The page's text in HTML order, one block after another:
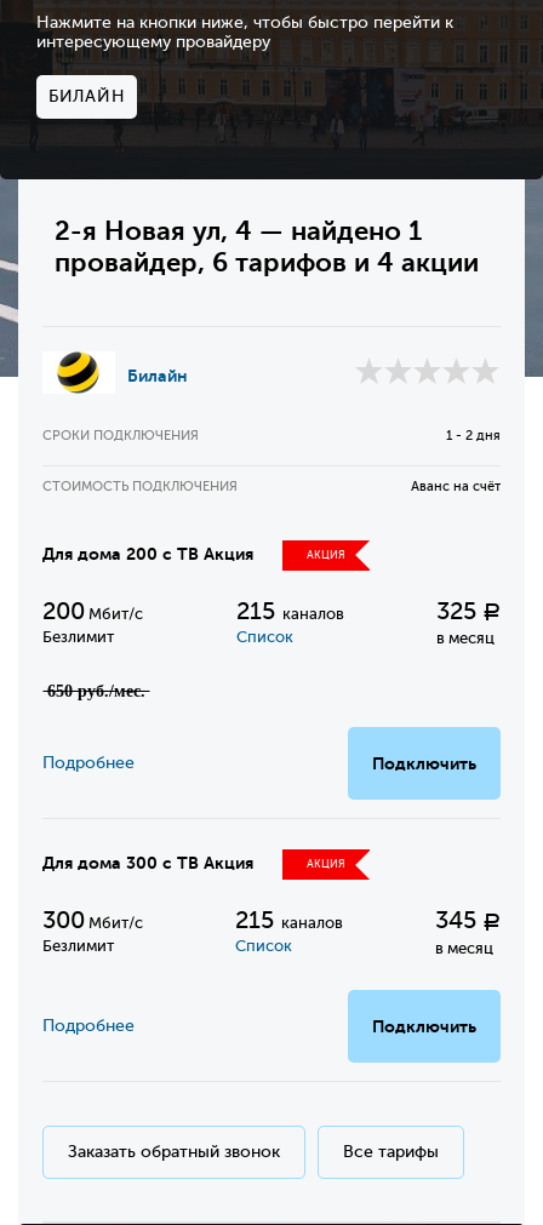
Нажмите на кнопки ниже, чтобы быстро перейти к
интересующему провайдеру
БИЛАЙН
2-я Новая ул, 4 — найдено 1
провайдер, 6 тарифов и 4 акции
Билайн
СРОКИ ПОДКЛЮЧЕНИЯ 1 - 2 дня
СТОИМОСТЬ ПОДКЛЮЧЕНИЯ Аванс на счёт
Для дома 200 с ТВ Акция АКЦИЯ
200 Мбит/с
Безлимит
215каналов
Список
325 Р
в месяц
̶6̶5̶0̶ ̶р̶у̶б̶.̶/̶м̶е̶с̶.̶
Подключить
Подробнее
Для дома 300 с ТВ Акция АКЦИЯ
300 Мбит/с
Безлимит
215 каналов
Список
345 Р
в месяц
Подключить
Подробнее
Заказать обратный звонок Все тарифы